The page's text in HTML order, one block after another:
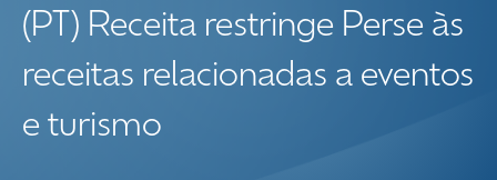
(PT) Receita restringe Perse às
receitas relacionadas a eventos
e turismo